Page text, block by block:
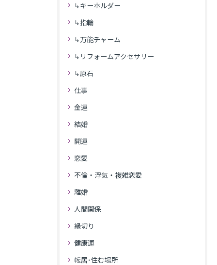
↳キーホルダー
↳指輪
↳万能チャーム
↳リフォームアクセサリー
↳原石
仕事
金運
結婚
開運
恋愛
不倫・浮気・複雑恋愛
離婚
人間関係
縁切り
健康運
転居･住む場所